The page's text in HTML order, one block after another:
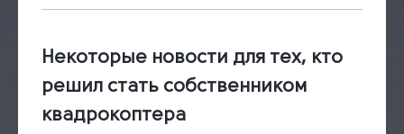
Некоторые новости для тех, кто
решил стать собственником
квадрокоптера